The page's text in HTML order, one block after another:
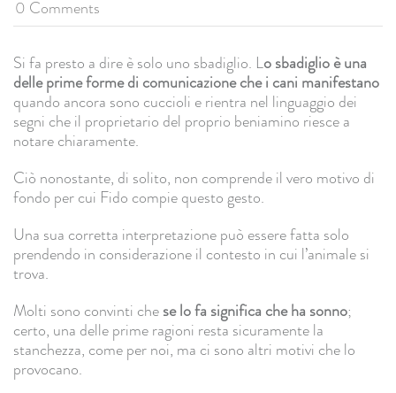
0 Comments
Si fa presto a dire è solo uno sbadiglio. Lo sbadiglioè una
delle prime forme di comunicazione che i cani manifestano
quando ancora sono cuccioli e rientra nel linguaggio dei
segni che il proprietario del proprio beniamino riesce a
notare chiaramente.
Ciò nonostante, di solito, non comprende il vero motivo di
fondo per cui Fido compie questo gesto.
Una sua corretta interpretazione può essere fatta solo
prendendo in considerazione il contesto in cui l’animale si
trova.
Molti sono convinti chese lo fa significa che ha sonno;
certo, una delle prime ragioni resta sicuramente la
stanchezza, come per noi, ma ci sono altri motivi che lo
provocano.